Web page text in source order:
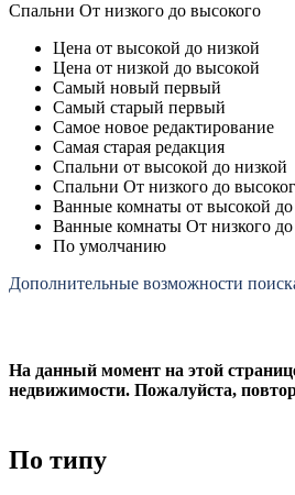
Спальни От низкого до высокого
Цена от высокой до низкой
Цена от низкой до высокой
Самый новый первый
Самый старый первый
Самое новое редактирование
Самая старая редакция
Спальни от высокой до низкой
Спальни От низкого до
Ванные комнаты от высокой до
Ванные комнаты От низкого до
По умолчанию
Дополнительные возможности
На данный момент на этой
недвижимости. Пожалуйста,
По типу